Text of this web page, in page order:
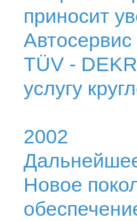
приносит
Автосервис
TÜV -
услугу
2002
Новое